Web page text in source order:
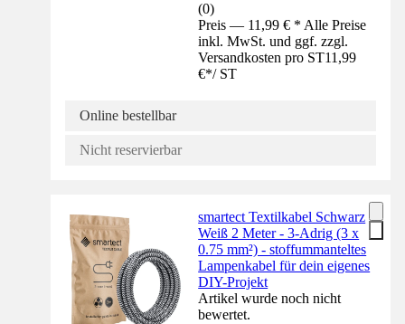
(0)
Preis — 11,99 € * Alle Preise
inkl. MwSt. und ggf. zzgl.
Versandkosten pro ST11,99
€*/ ST
Online bestellbar
Nicht reservierbar
smartect Textilkabel Schwarz
Weiß 2 Meter - 3-Adrig (3 x
0.75 mm²) - stoffummanteltes
Lampenkabel für dein eigenes
DIY-Projekt
Artikel wurde noch nicht
bewertet.